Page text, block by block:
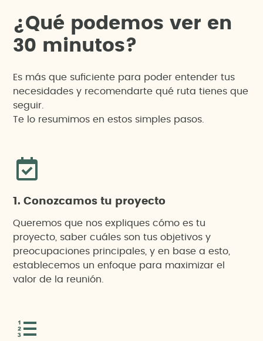
¿Qué pod emos ver en
30 minutos?
Es más que suficiente para poder entender tus
necesidades y recomendarte qué ruta tienes que
seguir.
Te lo resumimos en estos simples pasos.
1. Conozcamos tu proyecto
Queremos que nos expliques cómo es tu
proyecto, saber cuáles son tus objetivos y
preocupaciones principales, y en base a esto,
establecemos un enfoque para maximizar el
valor de la reunión.